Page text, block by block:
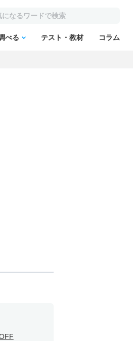
べる テスト・教材 コラム